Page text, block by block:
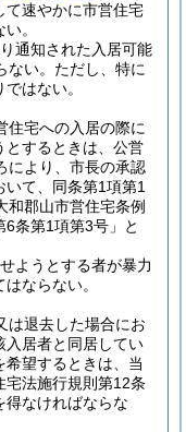
て速やかに市営住宅
。
通知された入居可能
い。 ただし、特に
はない。
住宅への入居の際に
とするときは、公営
により、市長の承認
いて、同条第1項第1
和郡山市営住宅条例
6条第1項第3号」と
ようとする者が暴力
ならない。
は退去した場合にお
入居者と同居してい
望するときは、当
宅法施行規則第12条
得なければならな